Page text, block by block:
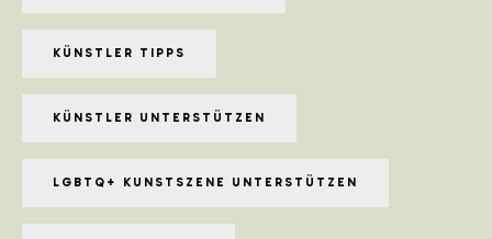
KÜNSTLER TIPPS
KÜNSTLER UNTERSTÜTZEN
LGBTQ+ KUNSTSZENE UNTERSTÜTZEN